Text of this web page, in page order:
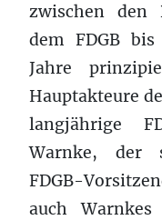
zwischen den
dem FDGB
Jahre
Hauptakteure
langjährige
Warnke, der
FDGB-
auch